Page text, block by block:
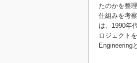
たのかを整
仕組みを考
は、1990年
ロジェクト
Engineering